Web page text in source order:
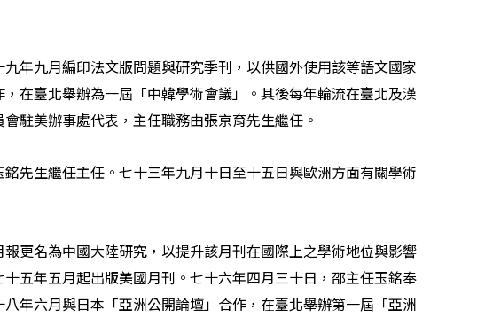
年九月編印法文版問題與研究季刊，以供國外使用該等語文國家
在臺北舉辦為一屆「中韓學術會議」。其後每年輪流在臺北及漢
駐美辦事處代表，主任職務由張京育先生繼任。
先生繼任主任。七十三年九月十日至十五日與歐洲方面有關學術
更名為中國大陸研究，以提升該月刊在國際上之學術地位與影響
五年五月起出版美國月刊。七十六年四月三十日，邵主任玉銘奉
年六月與日本「亞洲公開論壇」合作，在臺北舉辦第一屆「亞洲